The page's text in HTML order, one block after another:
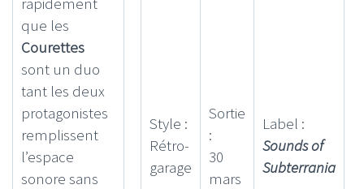
que les
Courettes
sont un duo
tant les deux
protagonistes
remplissent
l’espace
sonore sans
Style :
Rétro-
garage
Sortie
:
30
mars
Label :
Sounds of
Subterrania